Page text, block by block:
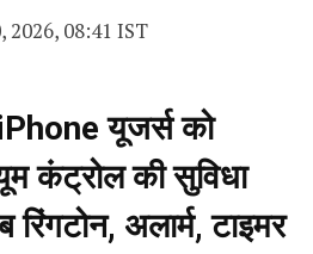
2026, 08:41 IST
यूजर्स को
कंट्रोल की सुविधा
अलार्म, टाइमर